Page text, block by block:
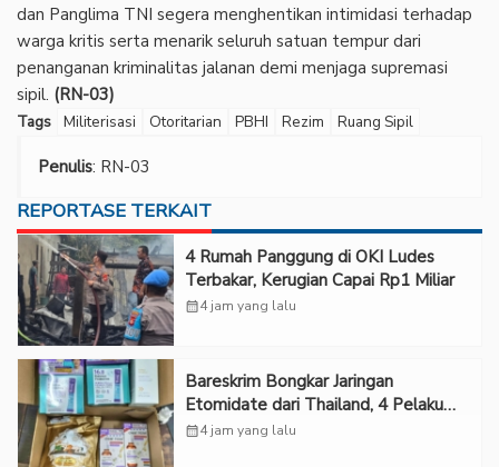
dan Panglima TNI segera menghentikan intimidasi terhadap
warga kritis serta menarik seluruh satuan tempur dari
penanganan kriminalitas jalanan demi menjaga supremasi
sipil. (RN-03)
Tags Militerisasi Otoritarian PBHI Rezim Ruang Sipil
Penulis: RN-03
REPORTASE TERKAIT
‎4 Rumah Panggung di OKI Ludes
Terbakar, Kerugian Capai Rp1 Miliar
calendar_month4 jam yang lalu
Bareskrim Bongkar Jaringan
Etomidate dari Thailand, 4 Pelaku
Ditangkap
calendar_month4 jam yang lalu